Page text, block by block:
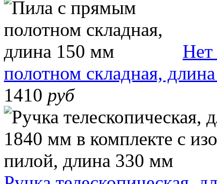
Нет
полотном складная,
1410 руб